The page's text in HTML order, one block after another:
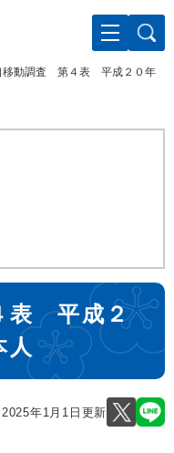
移動調査 第４表 平成２０年
表 平成２
年1月1日更新